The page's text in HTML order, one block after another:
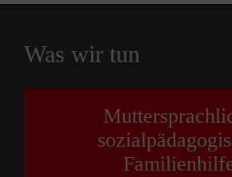
Was wir tun